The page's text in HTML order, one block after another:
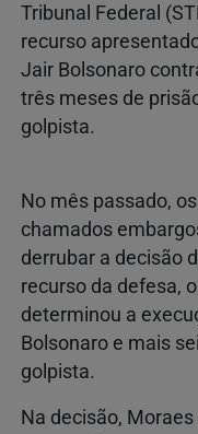
Tribunal Federal
recurso
Jair Bolsonaro
três meses de
golpista.
No mês passado,
chamados
derrubar a decisão
recurso da defesa,
determinou a
Bolsonaro e mais
golpista.
Na decisão,